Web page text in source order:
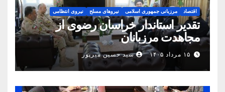
اقتصاد مرزبانی جمهوری اسلامی نیروهای مسلح نیروی انتظامی
تقدیر استاندار خراسان رضوی از
مجاهدت مرزبانان
۱۵ مرداد ۱۴۰۵ سید حسین میرپور